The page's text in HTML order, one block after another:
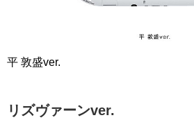
平 敦盛ver.
リズヴァーンver.